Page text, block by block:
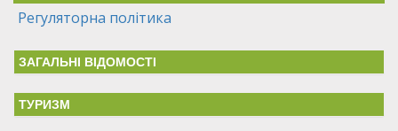
Регуляторна політика
ЗАГАЛЬНІ ВІДОМОСТІ
ТУРИЗМ